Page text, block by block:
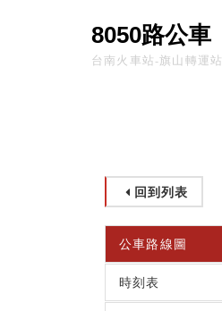
8050路公車
台南火車站-旗山轉運站
回到列表
公車路線圖
時刻表